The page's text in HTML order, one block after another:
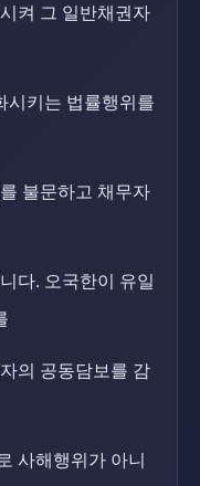
켜 그 일반채권자
시키는 법률행위를
불문하고 채무자
다. 오국한이 유일
의 공동담보를 감
사해행위가 아니